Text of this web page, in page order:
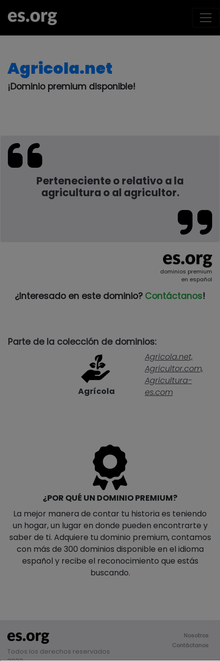
Agricola.net
¡Dominio premium disponible!
Perteneciente o relativo a la
agricultura o al agricultor.
dominios premium
en español
¿Interesado en este dominio? Contáctanos!
Parte de la colección de dominios:
Agrícola
Agricola.net,
Agricultor.com,
Agricultura-
es.com
¿POR QUÉ UN DOMINIO PREMIUM?
La mejor manera de contar tu historia es teniendo
un hogar, un lugar en donde pueden encontrarte y
saber de ti. Adquiere tu dominio premium, contamos
con más de 300 dominios disponible en el idioma
español y recibe el reconocimiento que estás
buscando.
Todos los derechos reservados
Nosotros
Contáctanos